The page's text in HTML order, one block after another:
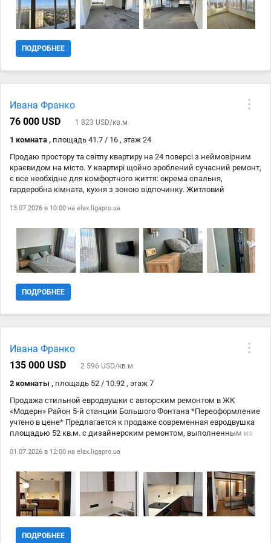
розташування та видів робить цю пропозицію по-справжньому
ексклюзивною. Простір для тих, хто цінує масштаб, естетику та
ПОДРОБНЕЕ
Ивана Франко
76 000 USD
1 823 USD/кв.м
1 комната , площадь 41.7 / 16 , этаж 24
Продаю простору та світлу квартиру на 24 поверсі з неймовірним
краєвидом на місто. У квартирі щойно зроблений сучасний ремонт,
є все необхідне для комфортного життя: окрема спальня,
гардеробна кімната, кухня з зоною відпочинку. Житловий
розташуванням — поруч магазини, зупинки, паркінг. Ідеальний
13.07.2026 в 10:00 на elax.ligapro.ua
ПОДРОБНЕЕ
Ивана Франко
135 000 USD
2 596 USD/кв.м
2 комнаты , площадь 52 / 10.92 , этаж 7
Продажа стильной евродвушки с авторским ремонтом в ЖК
«Модерн» Район 5-й станции Большого Фонтана *Переоформление
учтено в цене* Предлагается к продаже современная евродвушка
площадью 52 кв.м. с дизайнерским ремонтом, выполненным из
проживанию — заходи и живи! Планировка: Просторная гостиная
хорошей шумоизоляцией) Кухня Санузел с ванной Лоджия с
перегородкой стеклянной В квартире: Мягкая мебель,
изготовленная на заказ. Кухня и корпусная мебель по
индивидуальному проекту. Кварцевая столешница и подоконники.
Крашеные стены. Двери скрытого монтажа. Стильная
01.07.2026 в 12:00 на elax.ligapro.ua
ПОДРОБНЕЕ